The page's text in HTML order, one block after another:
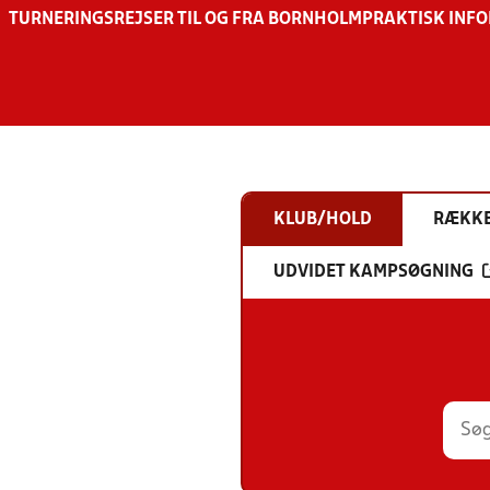
TURNERINGSREJSER TIL OG FRA BORNHOLM PRAKTISK
KLUB/HOLD
UDVIDET KAMPSØGNING